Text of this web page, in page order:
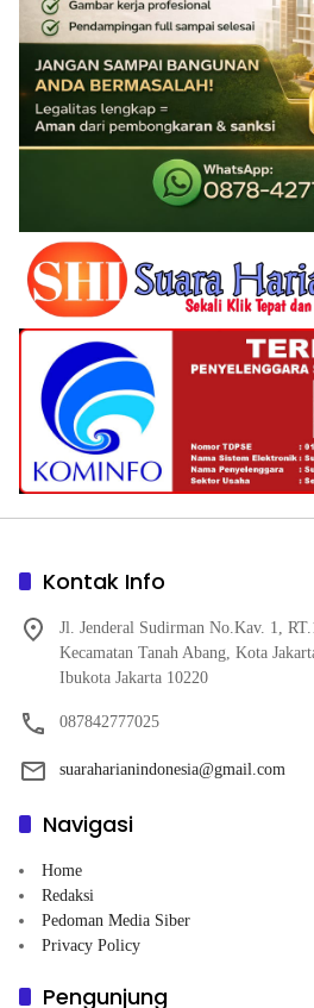
Kontak Info
Jl. Jenderal Sudirman No.Kav. 1,
Kecamatan Tanah Abang, Kota
Ibukota Jakarta 10220
087842777025
suaraharianindonesia@gmail.com
Navigasi
Home
Redaksi
Pedoman Media Siber
Privacy Policy
Pengunjung